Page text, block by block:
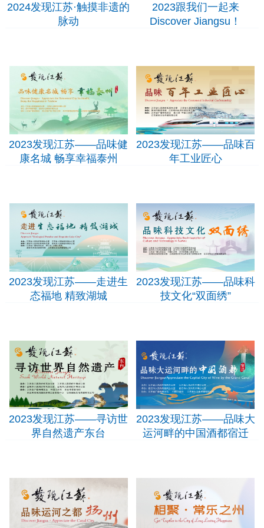
2024发现江苏·触摸非遗的
脉动
非遗的脉动
2023跟我们一起来
Discover Jiangsu！
Discover Jiangsu！
2023发现江苏——品味健
康名城 畅享幸福泰州
品味健康名城 畅享
幸福泰州
2023发现江苏——品味百
年工业匠心
品味百年工业匠心
2023发现江苏——走进生
态福地 精致湖城
走进生态福地 精致
湖城
2023发现江苏——品味科
技文化“双面绣”
品味科技文化“双面
2023发现江苏——寻访世
界自然遗产东台
寻访世界自然遗产
东台
2023发现江苏——品味大
运河畔的中国酒都宿迁
品味大运河畔的中
国酒都宿迁